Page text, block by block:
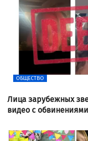
ОБЩЕСТВО
Лица зарубежных
видео с